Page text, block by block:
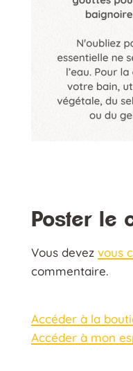
Poster le
Vous devez vous
commentaire.
Accéder à la
Accéder à mon